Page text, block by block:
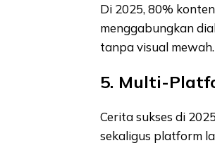
Di 2025, 80%
menggabungkan
tanpa visual mewah.
5. Multi-
Cerita sukses di
sekaligus platform